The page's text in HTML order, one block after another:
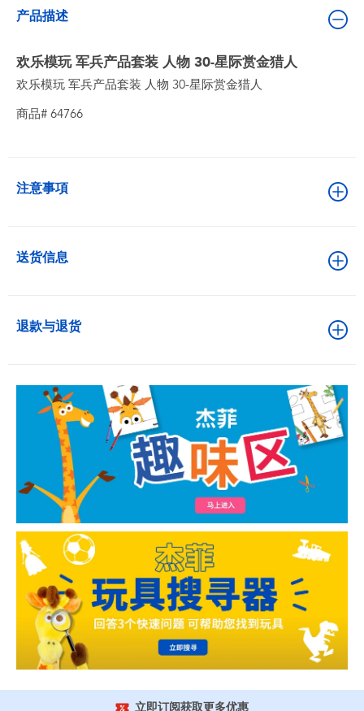
新登场
玩具清货
产品描述
欢乐模玩 军兵产品套装 人物 30-星际赏金猎人
欢乐模玩 军兵产品套装 人物 30-星际赏金猎人
商品# 64766
注意事項
送货信息
退款与退货
立即订阅获取更多优惠